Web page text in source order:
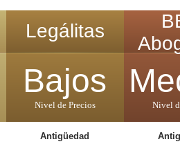
Legálitas
Bajos
Nivel de Precios
Antigüedad
Nivel